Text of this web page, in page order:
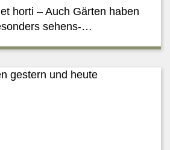
horti – Auch Gärten haben
sehens-…